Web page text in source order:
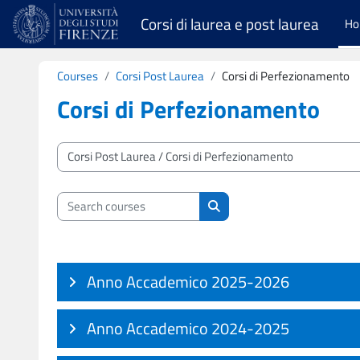
Skip to main content
Corsi di laurea e post laurea
Courses Corsi Post Laurea Corsi di Perfezionamento
Corsi di Perfezionamento
Course categories
Search courses
Search courses
Anno Accademico 2025-2026
Anno Accademico 2024-2025